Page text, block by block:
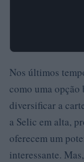
Nos últimos
como uma opção
diversificar a
a Selic em alta,
oferecem um
interessante.